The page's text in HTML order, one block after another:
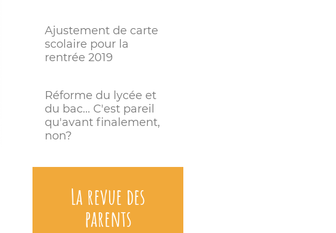
Ajustement de carte
scolaire pour la
rentrée 2019
Réforme du lycée et
du bac... C'est pareil
qu'avant finalement,
non?
La revue des
parents